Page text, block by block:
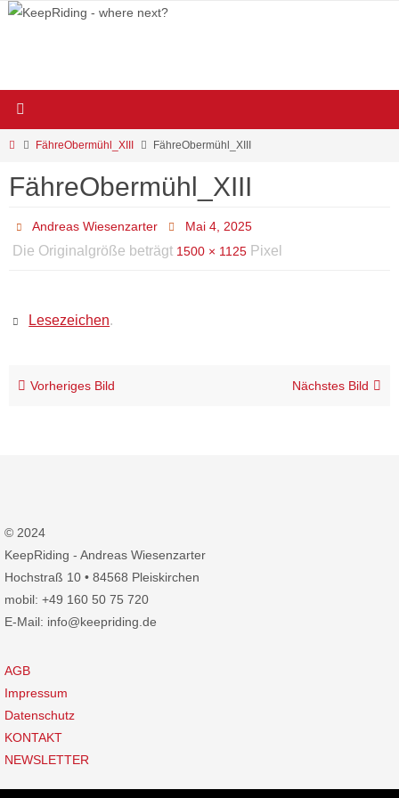
Zum
StartFähreObermühl_XIII FähreObermühl_XIII
FähreObermühl_XIII
Andreas Wiesenzarter Mai 4, 2025
Die Originalgröße beträgt 1500 × 1125 Pixel
Lesezeichen.
Vorheriges Bild Nächstes Bild
© 2024
KeepRiding - Andreas Wiesenzarter
Hochstraß 10 • 84568 Pleiskirchen
mobil: +49 160 50 75 720
E-Mail: info@keepriding.de
AGB
Impressum
Datenschutz
KONTAKT
NEWSLETTER